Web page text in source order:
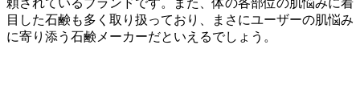
頼されているブランドです。また、体の各部位の肌悩みに着
目した石鹸も多く取り扱っており、まさにユーザーの肌悩み
に寄り添う石鹸メーカーだといえるでしょう。